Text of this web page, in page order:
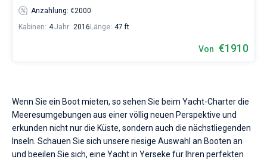
Anzahlung: €2000
Kabinen: 4Jahr: 2016 Länge: 47 ft
Von €1910
Wenn Sie ein Boot mieten, so sehen Sie beim Yacht-Charter die
Meeresumgebungen aus einer völlig neuen Perspektive und
erkunden nicht nur die Küste, sondern auch die nächstliegenden
Inseln. Schauen Sie sich unsere riesige Auswahl an Booten an
und beeilen Sie sich, eine Yacht in Yerseke für Ihren perfekten